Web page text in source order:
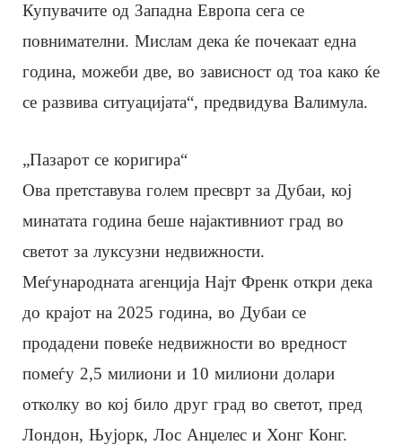
Купувачите од Западна Европа сега се
повнимателни. Мислам дека ќе почекаат една
година, можеби две, во зависност од тоа како ќе
се развива ситуацијата“, предвидува Валимула.
„Пазарот се коригира“
Ова претставува голем пресврт за Дубаи, кој
минатата година беше најактивниот град во
светот за луксузни недвижности.
Меѓународната агенција Најт Френк откри дека
до крајот на 2025 година, во Дубаи се
продадени повеќе недвижности во вредност
помеѓу 2,5 милиони и 10 милиони долари
отколку во кој било друг град во светот, пред
Лондон, Њујорк, Лос Анџелес и Хонг Конг.